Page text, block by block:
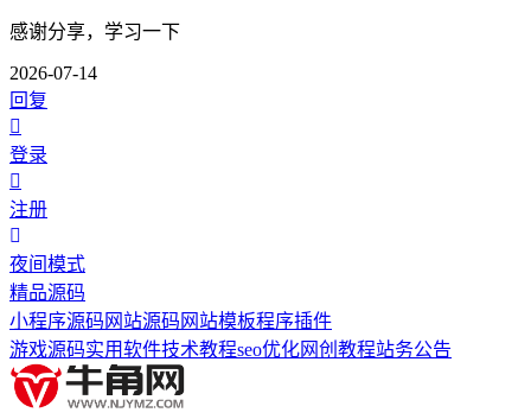
感谢分享，学习一下
2026-07-14
回复
登录
注册
夜间模式
精品源码
小程序源码 网站源码 网站模板程序插件
游戏源码实用软件技术教程seo优化网创教程站务公告